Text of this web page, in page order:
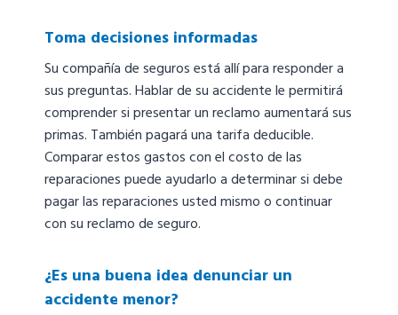
Toma decisiones informadas
Su compañía de seguros está allí para responder a
sus preguntas. Hablar de su accidente le permitirá
comprender si presentar un reclamo aumentará sus
primas. También pagará una tarifa deducible.
Comparar estos gastos con el costo de las
reparaciones puede ayudarlo a determinar si debe
pagar las reparaciones usted mismo o continuar
con su reclamo de seguro.
¿Es una buena idea denunciar un
accidente menor?